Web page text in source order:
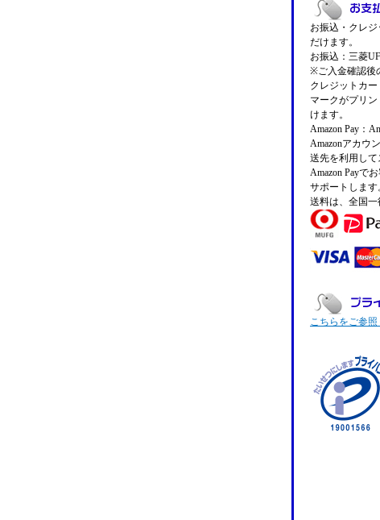
お振込・クレジ
だけます。
お振込：三菱
※ご入金確認後
クレジットカ
マークがプリ
けます。
Amazon Pay：
Amazonアカウ
送先を利用して
Amazon Payで
サポートします
送料は、全国
こちらをご参